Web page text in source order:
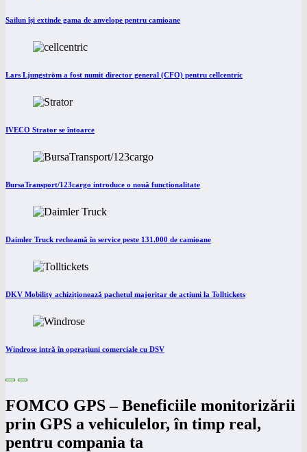
Sailun își extinde gama de anvelope pentru camioane
Lars Ljungström a fost numit director general (CFO) pentru cellcentric
IVECO Strator se întoarce
BursaTransport/123cargo introduce o nouă funcționalitate
Daimler Truck recheamă în service peste 131.000 de camioane
DKV Mobility achiziționează pachetul majoritar de acțiuni la Tolltickets
Windrose intră în operațiuni comerciale cu DSV
FOMCO GPS – Beneficiile monitorizării
prin GPS a vehiculelor, în timp real,
pentru compania ta